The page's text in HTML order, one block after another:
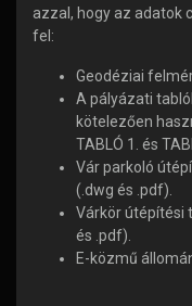
azzal, hogy az adatok
fel:
Geodéziai
A pályázati
kötelezően
TABLÓ 1. és
Vár parkoló
(.dwg és .pdf).
Várkör útépítési
és .pdf).
E-közmű